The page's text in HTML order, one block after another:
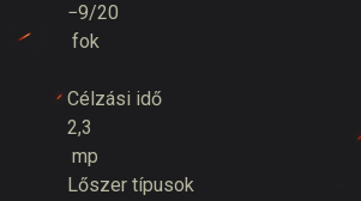
−9/20
fok
Célzási idő
2,3
mp
Lőszer típusok